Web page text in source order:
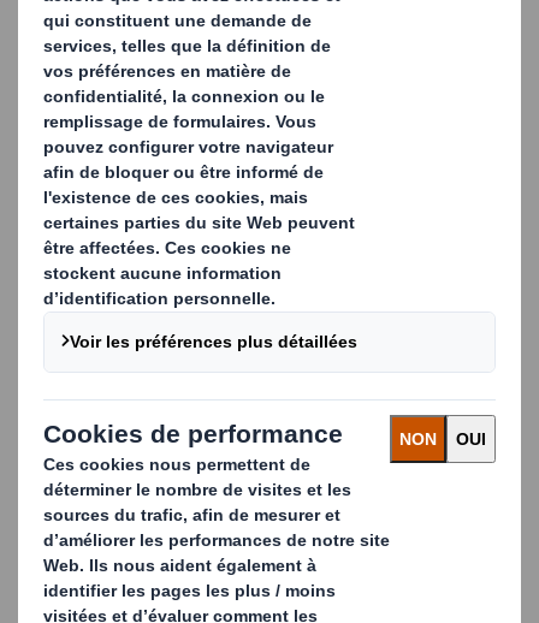
vos processus
Notre service et usine de recyclage du papier
vise à optimiser vos performances
environnementales et simplifier vos
processus, tout en vous permettant de
démontrer votre conformité avec les
obligations en vigueur et d’éviter la mise en
décharge.
CONTACTEZ-NOUS